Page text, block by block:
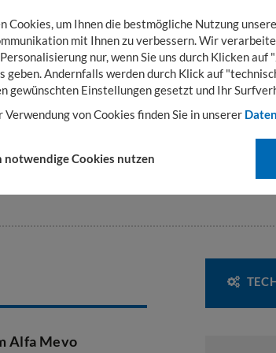
mm
mm
mm
Alfa Mevo
Cookies, um Ihnen die bestmögliche Nutzung
mit Ihnen zu verbessern. Wir
nur, wenn Sie uns durch Klicken
geben. Andernfalls werden durch Klick auf
gewünschten Einstellungen gesetzt und Ihr
Verwendung von Cookies finden Sie in unserer
notwendige Cookies nutzen